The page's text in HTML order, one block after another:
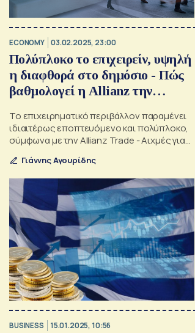
ECONOMY 03.02.2025, 23:00
Πολύπλοκο το επιχειρείν, υψηλή
η διαφθορά στο δημόσιο - Πώς
βαθμολογεί η Allianz την
Το επιχειρηματικό περιβάλλον παραμένει
ιδιαιτέρως εποπτευόμενο και πολύπλοκο,
σύμφωνα με την Allianz Trade - Αιχμές για
Γιάννης Αγουρίδης
BUSINESS 15.01.2025, 10:56